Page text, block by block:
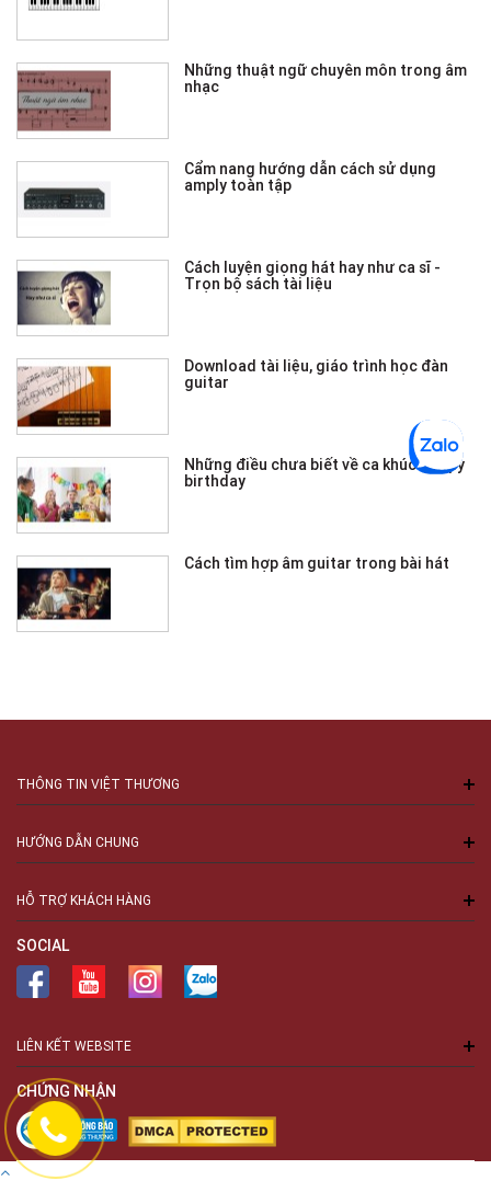
Những thuật ngữ chuyên môn trong âm
nhạc
Cẩm nang hướng dẫn cách sử dụng
amply toàn tập
Cách luyện giọng hát hay như ca sĩ -
Trọn bộ sách tài liệu
Download tài liệu, giáo trình học đàn
guitar
Những điều chưa biết về ca khúc Happy
birthday
Cách tìm hợp âm guitar trong bài hát
THÔNG TIN VIỆT THƯƠNG
HƯỚNG DẪN CHUNG
HỖ TRỢ KHÁCH HÀNG
SOCIAL
LIÊN KẾT WEBSITE
CHỨNG NHẬN